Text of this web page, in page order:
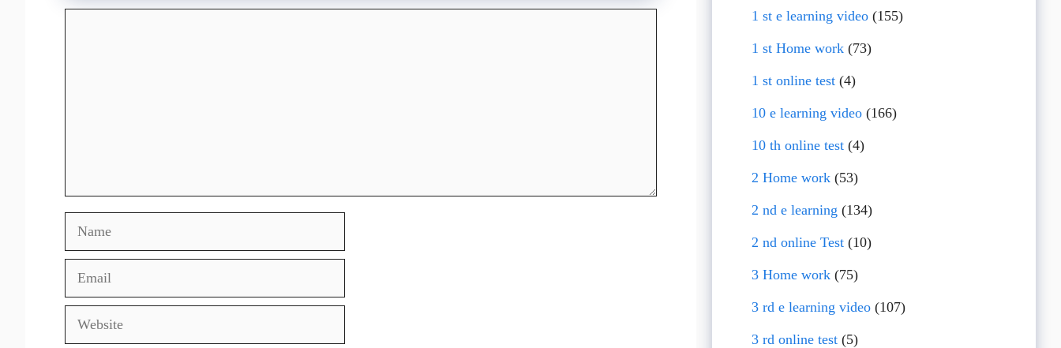
Name
Email
Website
1 st e learning video(155)
1 st Home work(73)
1 st online test(4)
10 e learning video(166)
10 th online test(4)
2 Home work(53)
2 nd e learning (134)
2 nd online Test(10)
3 Home work(75)
3 rd e learning video(107)
3 rd online test(5)